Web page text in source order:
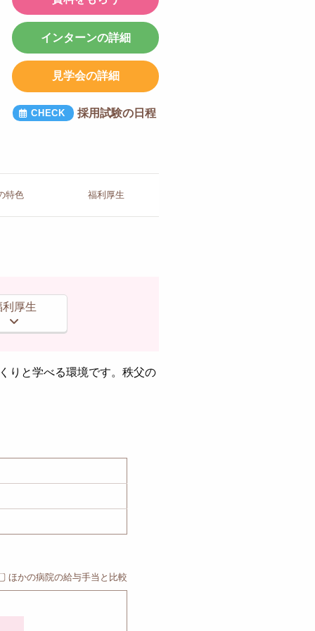
インターンの詳細
見学会の詳細
採用試験の日程
特色 福利厚生
利厚生
りと学べる環境です。秩父の
ほかの病院の給与手当と比較